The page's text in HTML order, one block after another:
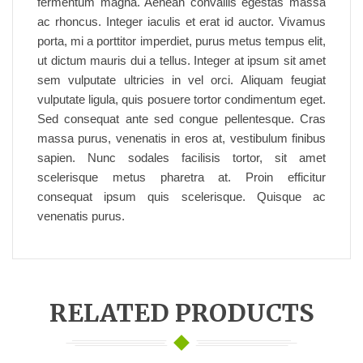
ac rhoncus. Integer iaculis et erat id auctor. Vivamus
porta, mi a porttitor imperdiet, purus metus tempus elit,
ut dictum mauris dui a tellus. Integer at ipsum sit amet
sem vulputate ultricies in vel orci. Aliquam feugiat
vulputate ligula, quis posuere tortor condimentum eget.
Sed consequat ante sed congue pellentesque. Cras
massa purus, venenatis in eros at, vestibulum finibus
sapien. Nunc sodales facilisis tortor, sit amet
scelerisque metus pharetra at. Proin efficitur
consequat ipsum quis scelerisque. Quisque ac
venenatis purus.
RELATED PRODUCTS